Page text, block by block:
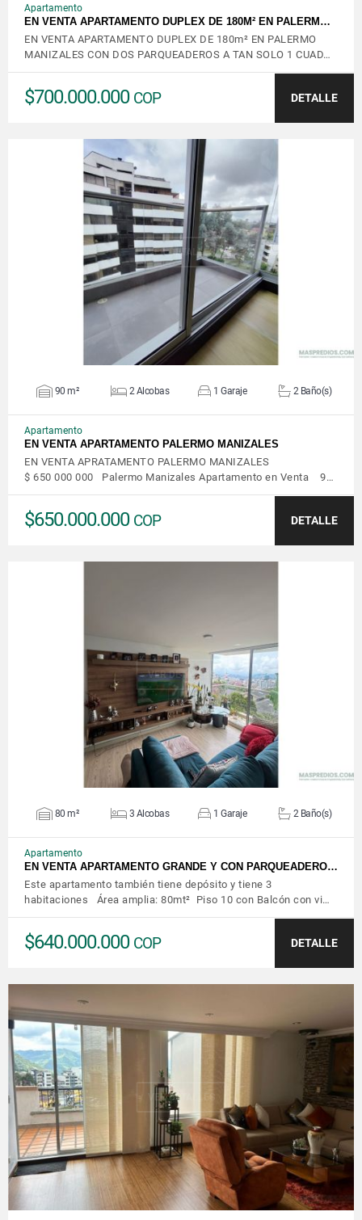
Apartamento
EN VENTA APARTAMENTO DUPLEX DE 180M² EN PALERM…
EN VENTA APARTAMENTO DUPLEX DE 180m² EN PALERMO
MANIZALES CON DOS PARQUEADEROS A TAN SOLO 1 CUAD…
$700.000.000 COP DETALLE
VER DETALLES
90 m² 2 Alcobas 1 Garaje 2 Baño(s)
Apartamento
EN VENTA APARTAMENTO PALERMO MANIZALES
EN VENTA APRATAMENTO PALERMO MANIZALES
$ 650 000 000 Palermo Manizales Apartamento en Venta 9…
$650.000.000 COP DETALLE
VER DETALLES
80 m² 3 Alcobas 1 Garaje 2 Baño(s)
Apartamento
EN VENTA APARTAMENTO GRANDE Y CON PARQUEADERO…
Este apartamento también tiene depósito y tiene 3
habitaciones Área amplia: 80mt² Piso 10 con Balcón con vi…
$640.000.000 COP DETALLE
VER DETALLES